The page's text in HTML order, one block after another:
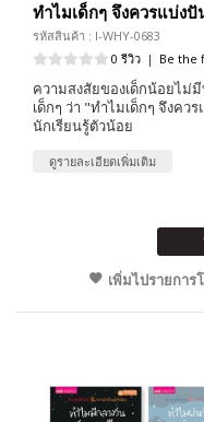
ทำไมเด็กๆ จึงควรแบ่งปั
รหัสสินค้า : I-WHY-0683
0 รีวิว | Be the
ความสงสัยของเด็กน้อยไม่
เด็กๆ ว่า "ทำไมเด็กๆ จึงค
นักเรียนรู้ตัวน้อย
ดูรายละเอียดเพิ่มเติม
เพิ่มไปรายการ